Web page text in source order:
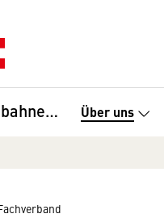
Schienenbahnen, Fachverband Über uns